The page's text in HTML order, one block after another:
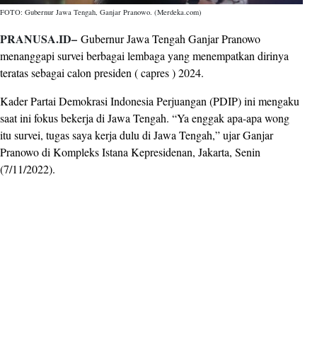
FOTO: Gubernur Jawa Tengah, Ganjar Pranowo. (Merdeka.com)
PRANUSA.ID– Gubernur Jawa Tengah Ganjar Pranowo
menanggapi survei berbagai lembaga yang menempatkan dirinya
teratas sebagai calon presiden ( capres ) 2024.
Kader Partai Demokrasi Indonesia Perjuangan (PDIP) ini mengaku
saat ini fokus bekerja di Jawa Tengah. “Ya enggak apa-apa wong
itu survei, tugas saya kerja dulu di Jawa Tengah,” ujar Ganjar
Pranowo di Kompleks Istana Kepresidenan, Jakarta, Senin
(7/11/2022).